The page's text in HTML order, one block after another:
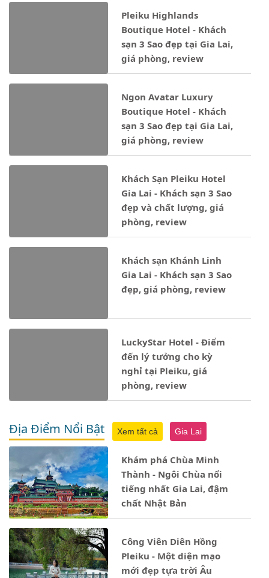
Pleiku Highlands
Boutique Hotel - Khách
sạn 3 Sao đẹp tại Gia Lai,
giá phòng, review
Ngon Avatar Luxury
Boutique Hotel - Khách
sạn 3 Sao đẹp tại Gia Lai,
giá phòng, review
Khách Sạn Pleiku Hotel
Gia Lai - Khách sạn 3 Sao
đẹp và chất lượng, giá
phòng, review
Khách sạn Khánh Linh
Gia Lai - Khách sạn 3 Sao
đẹp, giá phòng, review
LuckyStar Hotel - Điểm
đến lý tưởng cho kỳ
nghỉ tại Pleiku, giá
phòng, review
Địa Điểm Nổi Bật Xem tất cả Gia Lai
Khám phá Chùa Minh
Thành - Ngôi Chùa nổi
tiếng nhất Gia Lai, đậm
chất Nhật Bản
Công Viên Diên Hồng
Pleiku - Một diện mạo
mới đẹp tựa trời Âu